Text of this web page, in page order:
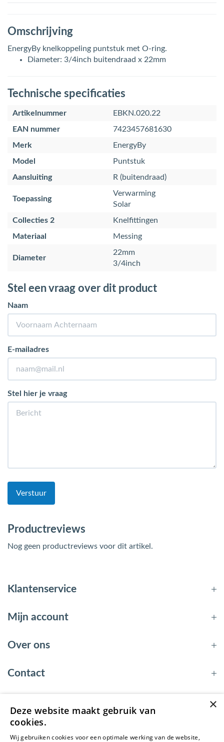
Omschrijving
EnergyBy knelkoppeling puntstuk met O-ring.
Diameter: 3/4inch buitendraad x 22mm
Technische specificaties
Artikelnummer
EBKN.020.22
EAN nummer
7423457681630
Merk
EnergyBy
Model
Puntstuk
Aansluiting
R (buitendraad)
Toepassing
Verwarming
Solar
Collecties 2
Knelfittingen
Materiaal
Messing
Diameter
22mm
3/4inch
Stel een vraag over dit product
Naam
E-mailadres
Stel hier je vraag
Verstuur
Productreviews
Nog geen productreviews voor dit artikel.
Klantenservice
Mijn account
Over ons
Contact
© 2026 - EnergyBy
×
Deze website maakt gebruik van
cookies.
Wij gebruiken cookies voor een optimale werking van de website,